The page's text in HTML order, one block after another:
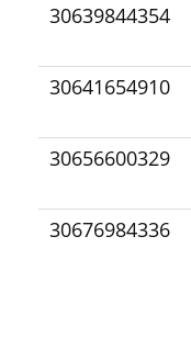
30639844354
30641654910
30656600329
30676984336